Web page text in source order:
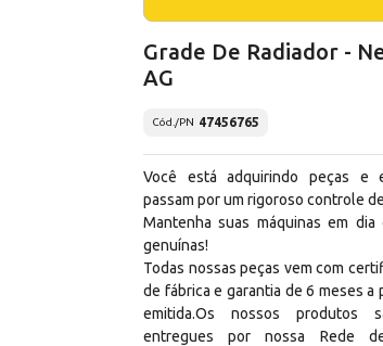
Grade De Radiador -
AG
Cód./PN 47456765
Você está adquirindo peças e
passam por um rigoroso controle
Mantenha suas máquinas em dia
genuínas!
Todas nossas peças vem com
de fábrica e garantia de 6 meses a
emitida.Os nossos produtos
entregues por nossa Rede de